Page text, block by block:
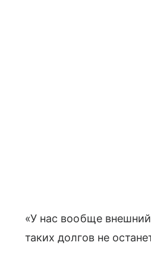
«У нас вообще
таких долгов не